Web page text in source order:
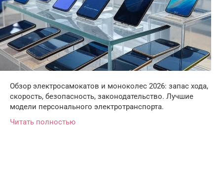
Обзор электросамокатов и моноколес 2026: запас хода,
скорость, безопасность, законодательство. Лучшие
модели персонального электротранспорта.
Читать полностью